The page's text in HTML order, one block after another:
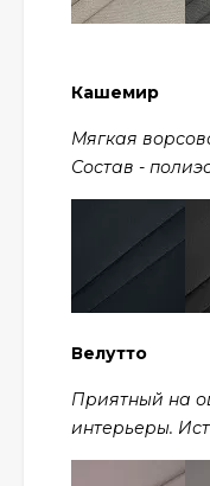
Кашемир
Мягкая
Состав -
Велутто
Приятный на
интерьеры.